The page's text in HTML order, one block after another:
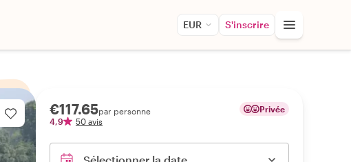
EUR S'inscrire
€117.65par personne
4,9
50 avis
Privée